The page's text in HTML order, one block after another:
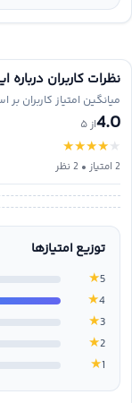
نظرات کاربران
میانگین امتیاز کاربران بر اساس 2 نظر
4.0از ۵
★★★★★
2 امتیاز • 2 نظر
توزیع امتیازها
5
★
4
★
3
★
2
★
1
★